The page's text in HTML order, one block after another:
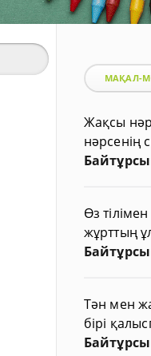
МАҚАЛ-
Жақсы
нәрсенің
Өз
жұрттың
Тән мен
бірі